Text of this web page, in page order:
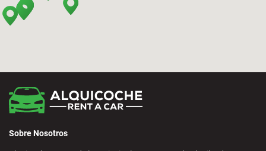
Calpe - Ciudad
Castelldefels - Ciudad
Sobre Nosotros